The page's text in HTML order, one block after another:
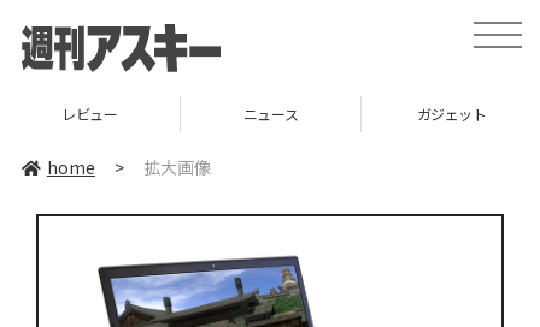
toggle
レビュー ニュース ガジェット
home > 拡大画像